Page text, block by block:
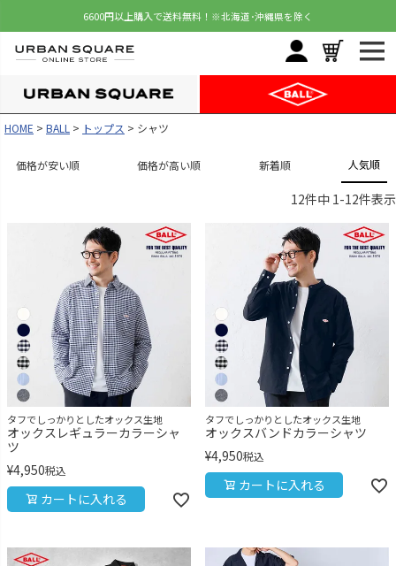
6600円以上購入で送料無料！ ※北海道･沖縄県を除く
HOME BALL トップス シャツ
価格が安い順 価格が高い順 新着順 人気順
12件中 1-12件表示
タフでしっかりとしたオックス生地
オックスレギュラーカラーシャ
ツ
¥4,950税込
カートに入れる
タフでしっかりとしたオックス生地
オックスバンドカラーシャツ
¥4,950税込
カートに入れる